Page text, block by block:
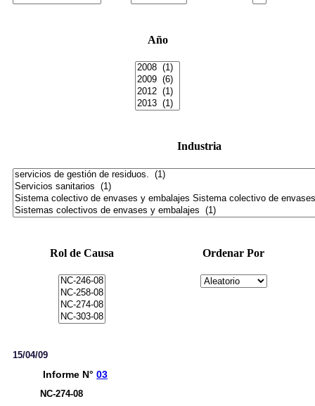
Año
Industria
Rol de Causa Ordenar Por
15/04/09
Informe N°03
NC-274-08